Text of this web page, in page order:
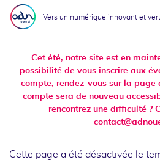
Aller au menu
Aller au contenu
Vers un numérique innovant et
Cet été, notre site est en
possibilité de vous inscrire aux
compte, rendez-vous sur la page
compte sera de nouveau
rencontrez une difficulté ?
Cette page a été désactivée le